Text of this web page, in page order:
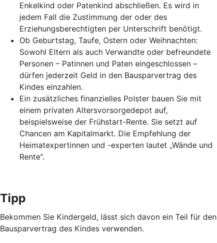
Enkelkind oder Patenkind abschließen. Es wird in
jedem Fall die Zustimmung der oder des
Erziehungsberechtigten per Unterschrift benötigt.
Ob Geburtstag, Taufe, Ostern oder Weihnachten:
Sowohl Eltern als auch Verwandte oder befreundete
Personen – Patinnen und Paten eingeschlossen –
dürfen jederzeit Geld in den Bausparvertrag des
Kindes einzahlen.
Ein zusätzliches finanzielles Polster bauen Sie mit
einem privaten Altersvorsorgedepot auf,
beispielsweise der Frühstart-Rente. Sie setzt auf
Chancen am Kapitalmarkt. Die Empfehlung der
Heimatexpertinnen und -experten lautet „Wände und
Rente“.
Tipp
Bekommen Sie Kindergeld, lässt sich davon ein Teil für den
Bausparvertrag des Kindes verwenden.